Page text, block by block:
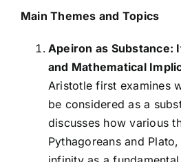
Main Themes and Topics
Apeiron as Substance:
and Mathematical
Aristotle first examines
be considered as a
discusses how various
Pythagoreans and